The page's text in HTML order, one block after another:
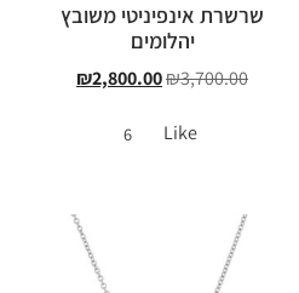
שרשרת אינפיניטי משובץ
יהלומים
₪3,700.00
₪2,800.00
Like
6